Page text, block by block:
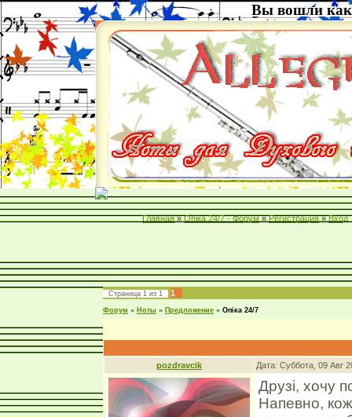
Вы вошли как
Главная » Опіка 24/7 - Форум » Регистрация » Вход
Страница 1 из 1 1
Форум » Ноты » Предложение » Опіка 24/7
pozdravcik Дата: Суббота, 09 Авг
Друзі, хочу
Напевно,